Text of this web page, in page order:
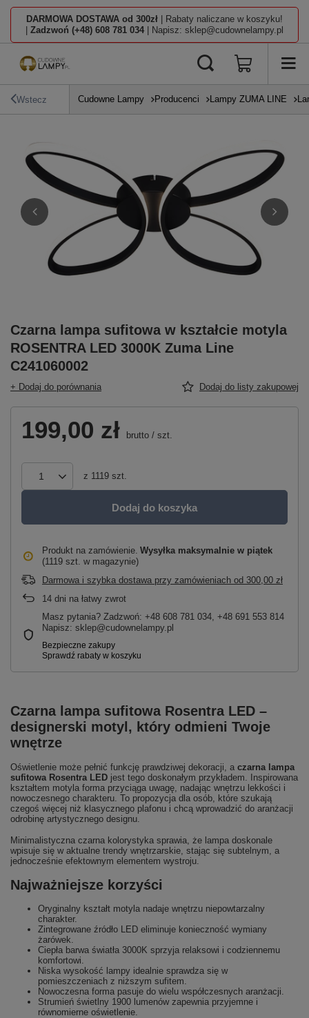
DARMOWA DOSTAWA od 300zł | Rabaty naliczane w koszyku!
Zadzwoń (+48) 608 781 034 | Napisz: sklep@cudownelampy.pl
Wstecz Cudowne Lampy Producenci Lampy ZUMA LINE
Czarna lampa sufitowa w kształcie motyla
ROSENTRA LED 3000K Zuma Line
C241060002
+ Dodaj do porównania Dodaj do listy zakupowej
199,00 zł brutto / szt.
z 1119 szt.
Dodaj do koszyka
Produkt na zamówienie Wysyłka maksymalnie w piątek
(1119 szt. w magazynie)
Darmowa i szybka dostawa przy zamówieniach od 300,00 zł
14 dni na łatwy zwrot
Masz pytania? Zadzwoń: +48 608 781 034, +48 691 553 814
Napisz: sklep@cudownelampy.pl
Czarna lampa sufitowa Rosentra LED –
designerski motyl, który odmieni Twoje
wnętrze
Oświetlenie może pełnić funkcję prawdziwej dekoracji, a czarna lampa
sufitowa Rosentra LED jest tego doskonałym przykładem. Inspirowana
kształtem motyla forma przyciąga uwagę, nadając wnętrzu lekkości i
nowoczesnego charakteru. To propozycja dla osób, które szukają
czegoś więcej niż klasycznego plafonu i chcą wprowadzić do aranżacji
odrobinę artystycznego designu.
Minimalistyczna czarna kolorystyka sprawia, że lampa doskonale
wpisuje się w aktualne trendy wnętrzarskie, stając się subtelnym, a
jednocześnie efektownym elementem wystroju.
Najważniejsze korzyści
Oryginalny kształt motyla nadaje wnętrzu niepowtarzalny
charakter.
Zintegrowane źródło LED eliminuje konieczność wymiany
żarówek.
Ciepła barwa światła 3000K sprzyja relaksowi i codziennemu
komfortowi.
Niska wysokość lampy idealnie sprawdza się w
pomieszczeniach z niższym sufitem.
Nowoczesna forma pasuje do wielu współczesnych aranżacji.
Strumień świetlny 1900 lumenów zapewnia przyjemne i
równomierne oświetlenie.